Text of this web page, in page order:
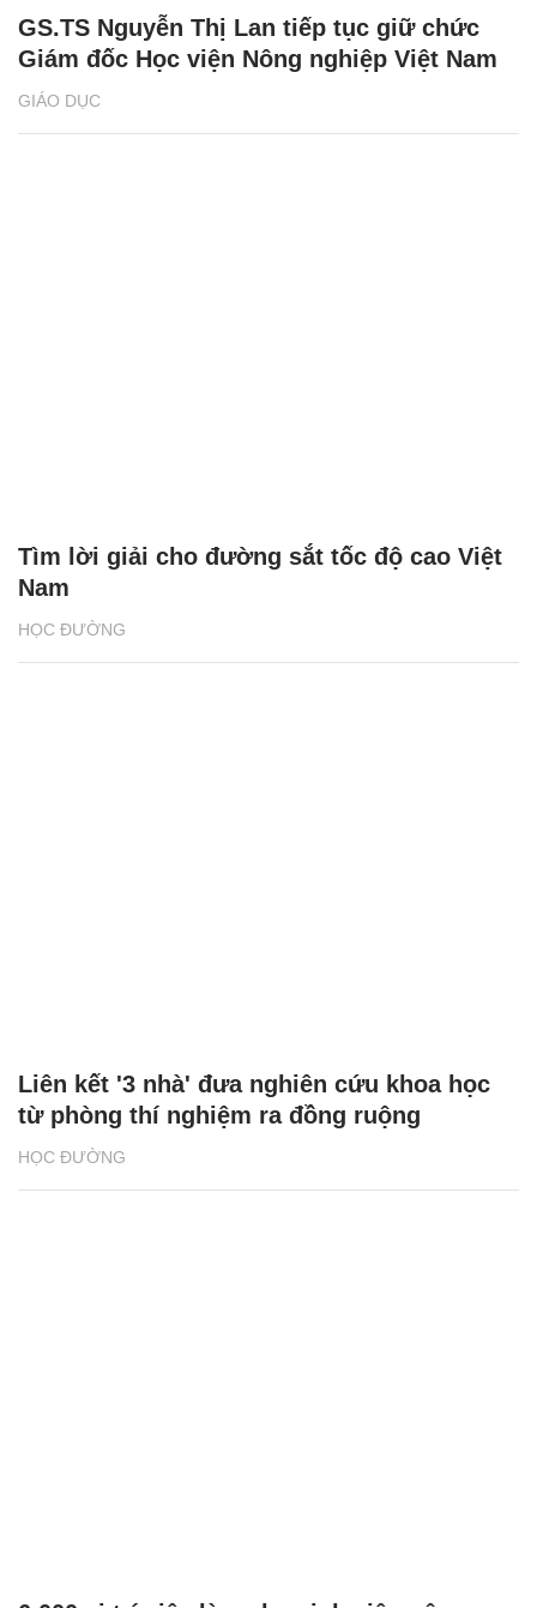
GIÁO DỤC
GS.TS Nguyễn Thị Lan tiếp tục giữ chức
Giám đốc Học viện Nông nghiệp Việt Nam
HỌC ĐƯỜNG
Tìm lời giải cho đường sắt tốc độ cao Việt
Nam
HỌC ĐƯỜNG
Liên kết '3 nhà' đưa nghiên cứu khoa học
từ phòng thí nghiệm ra đồng ruộng